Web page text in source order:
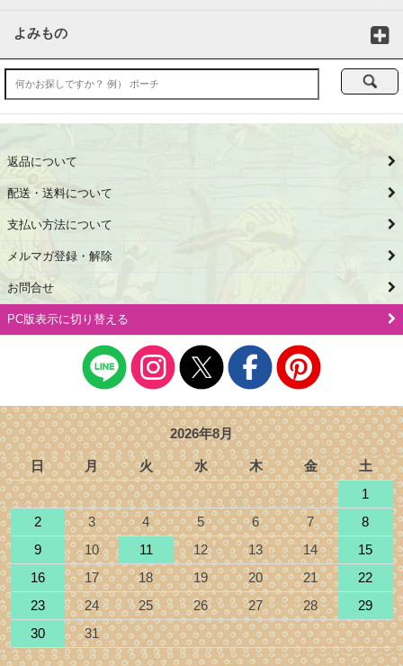
よみもの
返品について
配送・送料について
支払い方法について
メルマガ登録・解除
お問合せ
PC版表示に切り替える
2026年8月
日 月 火 水 木 金
土
1
2
3 4 5 6 7
8
9
10 11 12 13 14
15
16
17 18 19 20 21
22
23
24 25 26 27 28
29
30
31